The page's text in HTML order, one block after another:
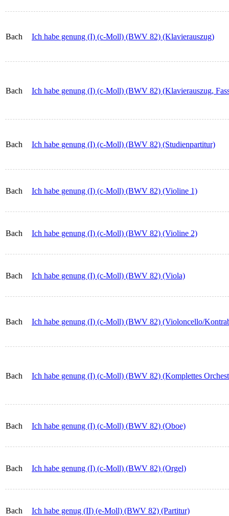
Bach Ich habe genung (I) (c-Moll) (BWV 82) (Klavierauszug)
Bach Ich habe genung (I) (c-Moll) (BWV 82) (Klavierauszug,
Bach Ich habe genung (I) (c-Moll) (BWV 82) (Studienpartitur)
Bach Ich habe genung (I) (c-Moll) (BWV 82) (Violine 1)
Bach Ich habe genung (I) (c-Moll) (BWV 82) (Violine 2)
Bach Ich habe genung (I) (c-Moll) (BWV 82) (Viola)
Bach Ich habe genung (I) (c-Moll) (BWV 82) (Violoncello/
Bach Ich habe genung (I) (c-Moll) (BWV 82) (Komplettes
Bach Ich habe genung (I) (c-Moll) (BWV 82) (Oboe)
Bach Ich habe genung (I) (c-Moll) (BWV 82) (Orgel)
Bach Ich habe genug (II) (e-Moll) (BWV 82) (Partitur)